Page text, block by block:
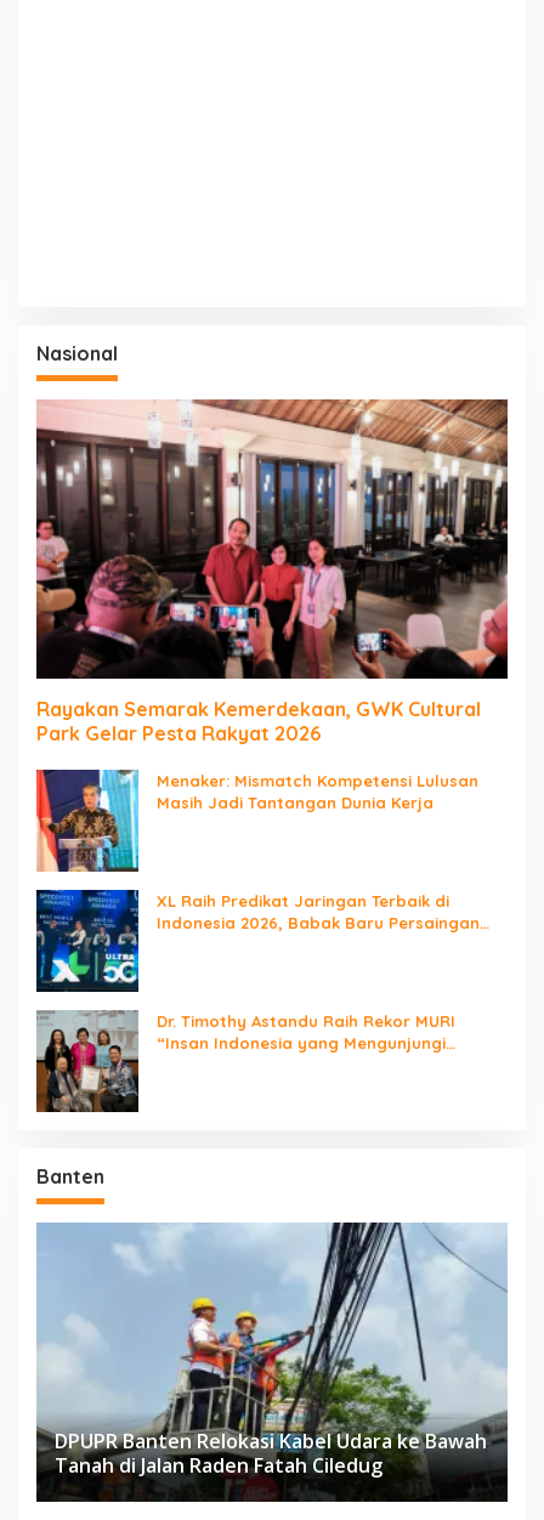
Nasional
Rayakan Semarak Kemerdekaan, GWK Cultural
Park Gelar Pesta Rakyat 2026
Menaker: Mismatch Kompetensi Lulusan
Masih Jadi Tantangan Dunia Kerja
XL Raih Predikat Jaringan Terbaik di
Indonesia 2026, Babak Baru Persaingan
Dr. Timothy Astandu Raih Rekor MURI
“Insan Indonesia yang Mengunjungi
Banten
DPUPR Banten Relokasi Kabel Udara ke Bawah
Tanah di Jalan Raden Fatah Ciledug